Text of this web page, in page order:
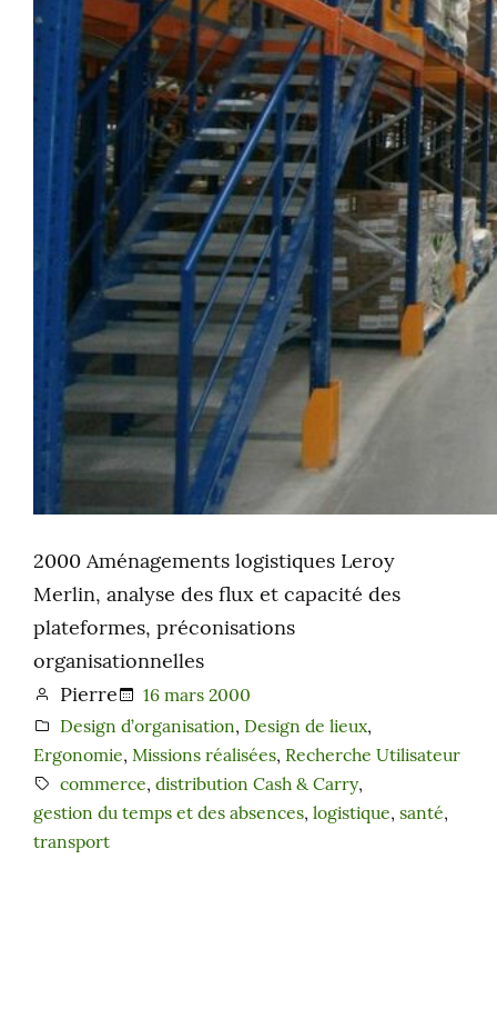
2000 Aménagements logistiques Leroy
Merlin, analyse des flux et capacité des
plateformes, préconisations
organisationnelles
Pierre
16 mars 2000
Design d’organisation, Design de lieux,
Ergonomie, Missions réalisées, Recherche Utilisateur
commerce, distribution Cash & Carry,
gestion du temps et des absences, logistique, santé,
transport